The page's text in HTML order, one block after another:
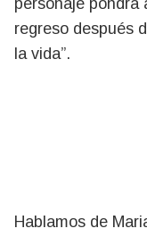
personaje pondrá
regreso después
la vida”.
Hablamos de